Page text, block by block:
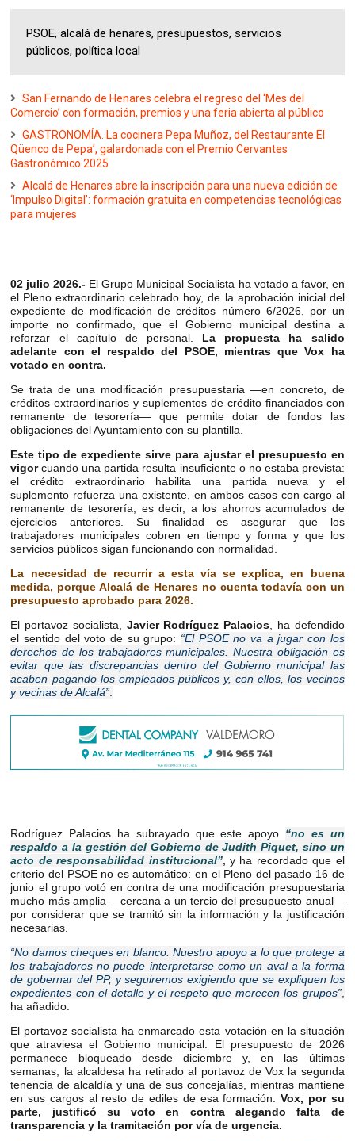
PSOE, alcalá de henares, presupuestos, servicios
públicos, política local
San Fernando de Henares celebra el regreso del ‘Mes del
Comercio’ con formación, premios y una feria abierta al público
GASTRONOMÍA. La cocinera Pepa Muñoz, del Restaurante El
Qüenco de Pepa’, galardonada con el Premio Cervantes
Gastronómico 2025
Alcalá de Henares abre la inscripción para una nueva edición de
‘Impulso Digital’: formación gratuita en competencias tecnológicas
para mujeres
02 julio 2026.- El Grupo Municipal Socialista ha votado a favor, en
el Pleno extraordinario celebrado hoy, de la aprobación inicial del
expediente de modificación de créditos número 6/2026, por un
importe no confirmado, que el Gobierno municipal destina a
reforzar el capítulo de personal. La propuesta ha salido
adelante con el respaldo del PSOE, mientras que Vox ha
votado en contra.
Se trata de una modificación presupuestaria —en concreto, de
créditos extraordinarios y suplementos de crédito financiados con
remanente de tesorería— que permite dotar de fondos las
obligaciones del Ayuntamiento con su plantilla.
Este tipo de expediente sirve para ajustar el presupuesto en
vigorcuando una partida resulta insuficiente o no estaba prevista:
el crédito extraordinario habilita una partida nueva y el
suplemento refuerza una existente, en ambos casos con cargo al
remanente de tesorería, es decir, a los ahorros acumulados de
ejercicios anteriores. Su finalidad es asegurar que los
trabajadores municipales cobren en tiempo y forma y que los
servicios públicos sigan funcionando con normalidad.
La necesidad de recurrir a esta vía se explica, en buena
medida, porque Alcalá de Henares no cuenta todavía con un
presupuesto aprobado para 2026.
El portavoz socialista, Javier Rodríguez Palacios , ha defendido
el sentido del voto de su grupo: “El PSOE no va a jugar con los
derechos de los trabajadores municipales. Nuestra obligación es
evitar que las discrepancias dentro del Gobierno municipal las
acaben pagando los empleados públicos y, con ellos, los vecinos
y vecinas de Alcalá”
Rodríguez Palacios ha subrayado que este apoyo “no es un
respaldo a la gestión del Gobierno de Judith Piquet, sino un
acto de responsabilidad institucional”, y ha recordado que el
criterio del PSOE no es automático: en el Pleno del pasado 16 de
junio el grupo votó en contra de una modificación presupuestaria
mucho más amplia —cercana a un tercio del presupuesto anual—
por considerar que se tramitó sin la información y la justificación
necesarias.
“No damos cheques en blanco. Nuestro apoyo a lo que protege a
los trabajadores no puede interpretarse como un aval a la forma
de gobernar del PP, y seguiremos exigiendo que se expliquen los
expedientes con el detalle y el respeto que merecen los grupos”,
ha añadido.
El portavoz socialista ha enmarcado esta votación en la situación
que atraviesa el Gobierno municipal. El presupuesto de 2026
permanece bloqueado desde diciembre y, en las últimas
semanas, la alcaldesa ha retirado al portavoz de Vox la segunda
tenencia de alcaldía y una de sus concejalías, mientras mantiene
en sus cargos al resto de ediles de esa formación.Vox, por su
parte, justificó su voto en contra alegando falta de
transparencia y la tramitación por vía de urgencia.